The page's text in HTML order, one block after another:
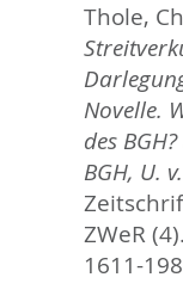
Thole,
Novelle.
des
BGH, U.
ZWeR
1611-